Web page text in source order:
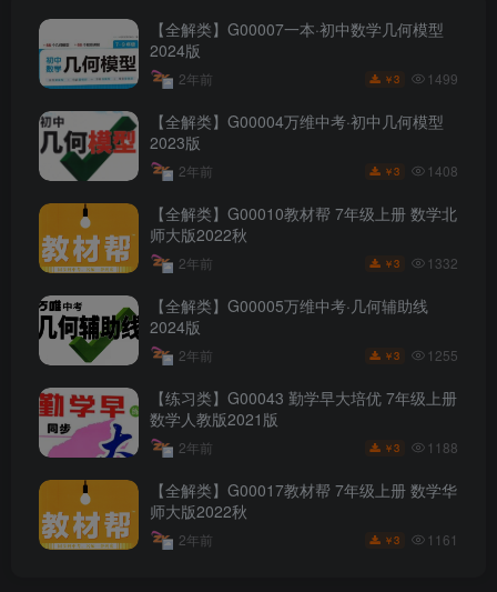
【全解类】G00007一本·初中数学几何模型
2024版
2年前 ￥3 1499
【全解类】G00004万维中考·初中几何模型
2023版
2年前 ￥3 1408
【全解类】G00010教材帮 7年级上册 数学北
师大版2022秋
2年前 ￥3 1332
【全解类】G00005万维中考·几何辅助线
2024版
2年前 ￥3 1255
【练习类】G00043 勤学早大培优 7年级上册
数学人教版2021版
2年前 ￥3 1188
【全解类】G00017教材帮 7年级上册 数学华
师大版2022秋
2年前 ￥3 1161